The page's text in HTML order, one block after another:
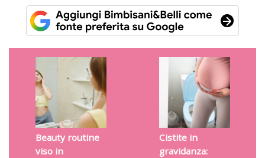
Beauty routine
viso in
Cistite in
gravidanza: